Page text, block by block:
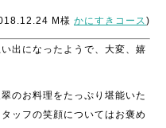
M様 かにすきコース )
出になったようで、大変、嬉
のお料理をたっぷり堪能いた
ッフの笑顔についてはお褒め